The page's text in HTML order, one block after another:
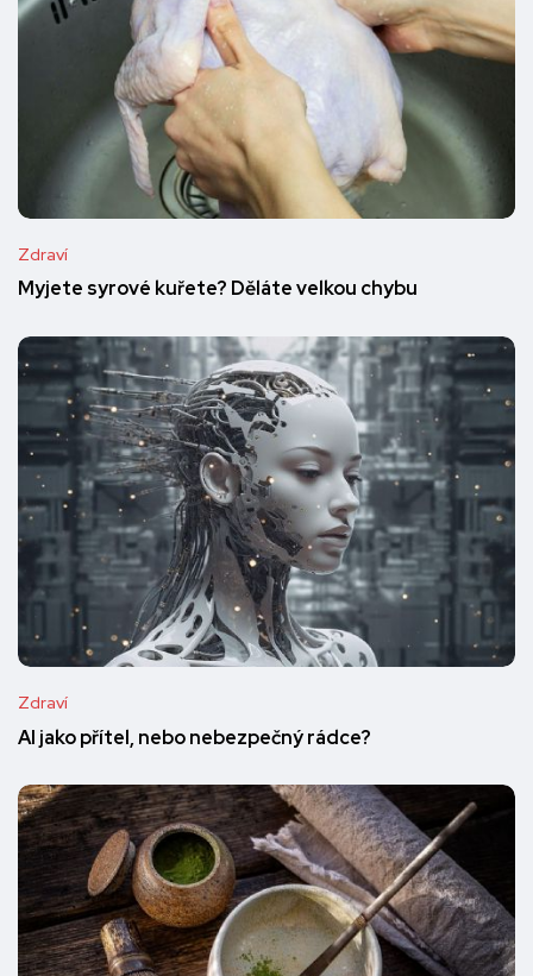
Zdraví
Myjete syrové kuřete? Děláte velkou chybu
Zdraví
AI jako přítel, nebo nebezpečný rádce?